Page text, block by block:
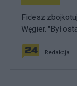
Fidesz
Węgier. "Był
Redakcja